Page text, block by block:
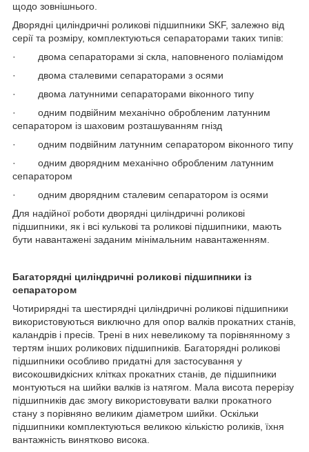
щодо зовнішнього.
Дворядні циліндричні роликові підшипники SKF, залежно від
серії та розміру, комплектуються сепараторами таких типів:
· двома сепараторами зі скла, наповненого поліамідом
· двома сталевими сепараторами з осями
· двома латунними сепараторами віконного типу
· одним подвійним механічно обробленим латунним
сепаратором із шаховим розташуванням гнізд
· одним подвійним латунним сепаратором віконного типу
· одним дворядним механічно обробленим латунним
сепаратором
· одним дворядним сталевим сепаратором із осями
Для надійної роботи дворядні циліндричні роликові
підшипники, як і всі кулькові та роликові підшипники, мають
бути навантажені заданим мінімальним навантаженням.
Багаторядні циліндричні роликові підшипники із
сепаратором
Чотирирядні та шестирядні циліндричні роликові підшипники
використовуються виключно для опор валків прокатних станів,
каландрів і пресів. Трені в них невеликому та порівнянному з
тертям інших роликових підшипників. Багаторядні роликові
підшипники особливо придатні для застосування у
високошвидкісних клітках прокатних станів, де підшипники
монтуються на шийки валків із натягом. Мала висота перерізу
підшипників дає змогу використовувати валки прокатного
стану з порівняно великим діаметром шийки. Оскільки
підшипники комплектуються великою кількістю роликів, їхня
вантажність винятково висока.